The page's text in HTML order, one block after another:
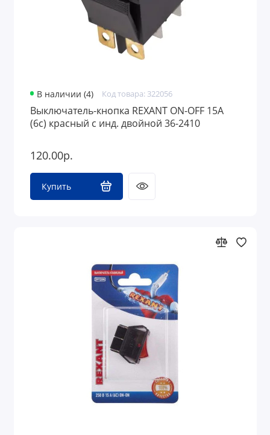
В наличии (4) Код товара: 322056
Выключатель-кнопка REXANT ON-OFF 15A
(6с) красный с инд. двойной 36-2410
120.00р.
Купить